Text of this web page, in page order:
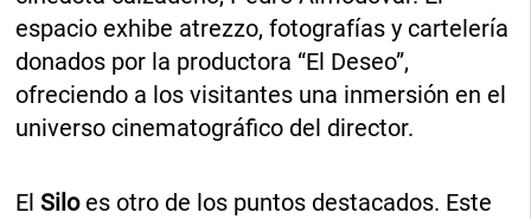
espacio exhibe atrezzo, fotografías y cartelería
donados por la productora “El Deseo”,
ofreciendo a los visitantes una inmersión en el
universo cinematográfico del director.
ElSiloes otro de los puntos destacados. Este